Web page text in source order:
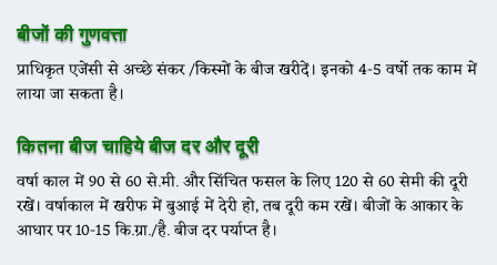
बीजों की गुणवत्ता
प्राधिकृत एजेंसी से अच्छे संकर /किस्मों के बीज खरीदें। इनको 4-5 वर्षो तक काम में
लाया जा सकता है।
कितना बीज चाहिये बीज दर और दूरी
वर्षा काल में 90 से 60 से.मी. और सिंचित फसल के लिए 120 से 60 सेमी की दूरी
रखें। वर्षाकाल में खरीफ में बुआई में देरी हो, तब दूरी कम रखें। बीजों के आकार के
आधार पर 10-15 कि.ग्रा./है. बीज दर पर्याप्त है।